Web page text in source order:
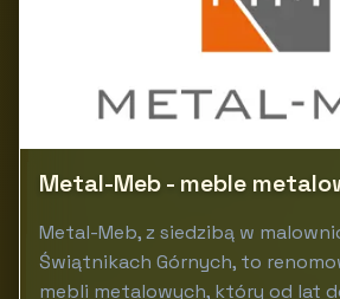
Metal-Meb - meble
Metal-Meb, z siedzibą w
Świątnikach Górnych, to
mebli metalowych, który od lat